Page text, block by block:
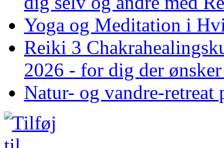
Yoga og Meditation i
Reiki 3
2026 - for dig der
Natur- og vandre-retreat